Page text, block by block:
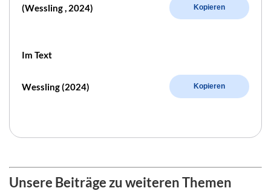
(Wessling , 2024) Kopieren
Im Text
Wessling (2024) Kopieren
Unsere Beiträge zu weiteren Themen